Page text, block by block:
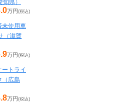
県）
万円 (税込)
使用車
（滋賀
万円 (税込)
トライ
広島
万円 (税込)